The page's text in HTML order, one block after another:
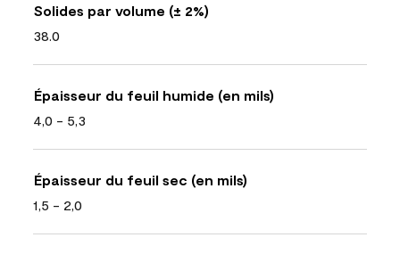
Solides par volume (± 2%)
38.0
Épaisseur du feuil humide (en mils)
4,0 - 5,3
Épaisseur du feuil sec (en mils)
1,5 - 2,0